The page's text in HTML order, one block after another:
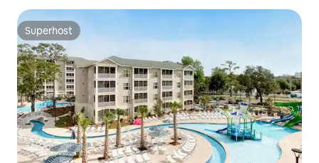
Superhost
Superhost